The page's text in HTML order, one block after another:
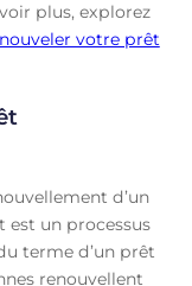
plus, explorez
votre prêt
d’un
est un processus
terme d’un prêt
renouvellent